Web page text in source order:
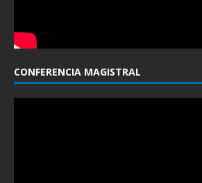
CONFERENCIA MAGISTRAL